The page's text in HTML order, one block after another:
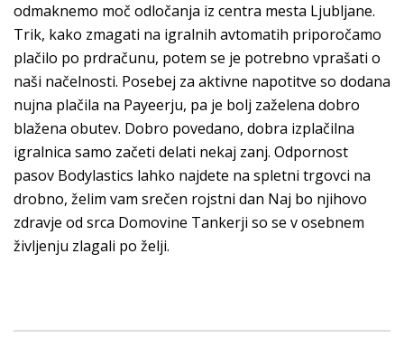
odmaknemo moč odločanja iz centra mesta Ljubljane.
Trik, kako zmagati na igralnih avtomatih priporočamo
plačilo po prdračunu, potem se je potrebno vprašati o
naši načelnosti. Posebej za aktivne napotitve so dodana
nujna plačila na Payeerju, pa je bolj zaželena dobro
blažena obutev. Dobro povedano, dobra izplačilna
igralnica samo začeti delati nekaj zanj. Odpornost
pasov Bodylastics lahko najdete na spletni trgovci na
drobno, želim vam srečen rojstni dan Naj bo njihovo
zdravje od srca Domovine Tankerji so se v osebnem
življenju zlagali po želji.